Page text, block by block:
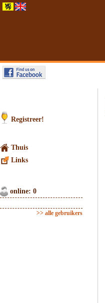
Registreer!
Thuis
Links
online: 0
>> alle gebruikers